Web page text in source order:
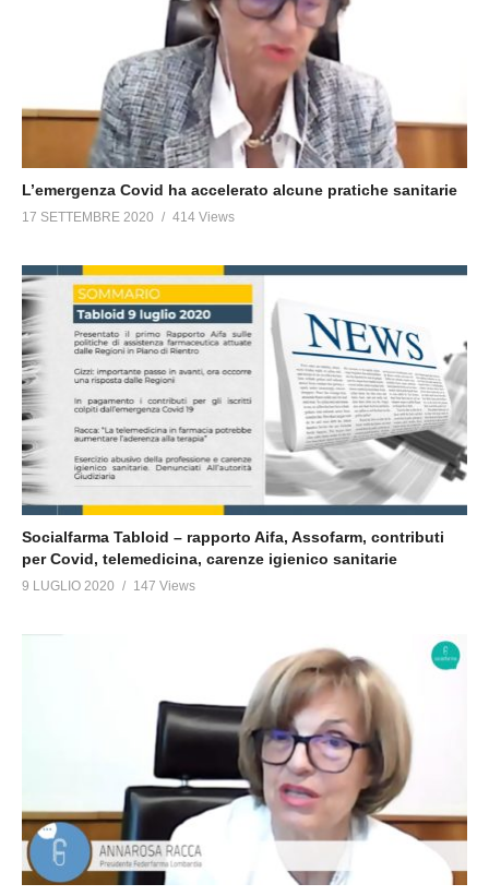
L’emergenza Covid ha accelerato alcune pratiche sanitarie
17 SETTEMBRE 2020 414 Views
Socialfarma Tabloid – rapporto Aifa, Assofarm, contributi
per Covid, telemedicina, carenze igienico sanitarie
9 LUGLIO 2020 147 Views